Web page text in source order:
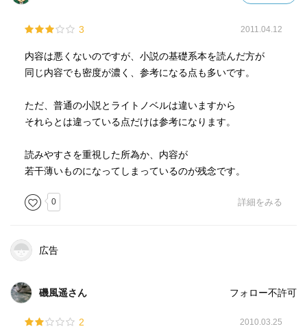
3 2011.04.12
内容は悪くないのですが、小説の基礎系本を読んだ方が
同じ内容でも密度が濃く、参考になる点も多いです。
ただ、普通の小説とライトノベルは違いますから
それらとは違っている点だけは参考になります。
読みやすさを重視した所為か、内容が
若干薄いものになってしまっているのが残念です。
0 詳細をみる
広告
磯風遥さん フォロー不許可
2 2010.03.25